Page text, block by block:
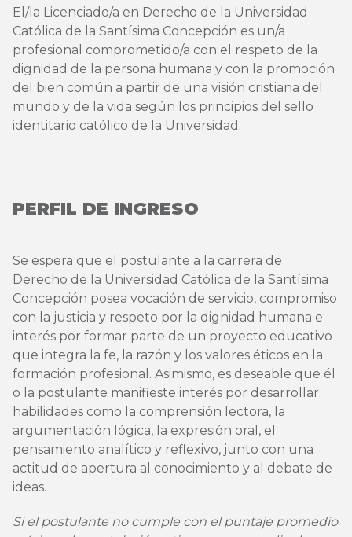
El/la Licenciado/a en Derecho de la Universidad
Católica de la Santísima Concepción es un/a
profesional comprometido/a con el respeto de la
dignidad de la persona humana y con la promoción
del bien común a partir de una visión cristiana del
mundo y de la vida según los principios del sello
identitario católico de la Universidad.
PERFIL DE INGRESO
Se espera que el postulante a la carrera de
Derecho de la Universidad Católica de la Santísima
Concepción posea vocación de servicio, compromiso
con la justicia y respeto por la dignidad humana e
interés por formar parte de un proyecto educativo
que integra la fe, la razón y los valores éticos en la
formación profesional. Asimismo, es deseable que él
o la postulante manifieste interés por desarrollar
habilidades como la comprensión lectora, la
argumentación lógica, la expresión oral, el
pensamiento analítico y reflexivo, junto con una
actitud de apertura al conocimiento y al debate de
ideas.
Si el postulante no cumple con el puntaje promedio